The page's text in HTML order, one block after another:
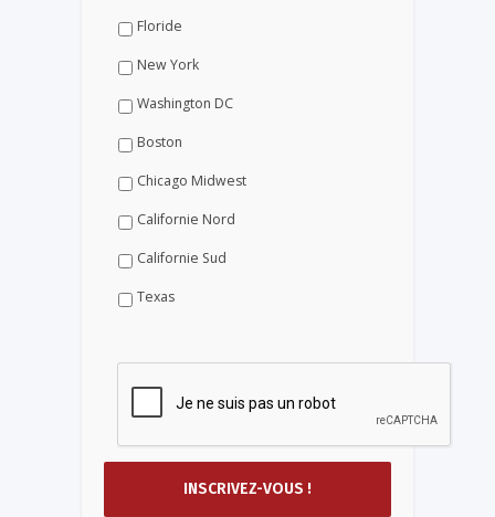
Floride
New York
Washington DC
Boston
Chicago Midwest
Californie Nord
Californie Sud
Texas